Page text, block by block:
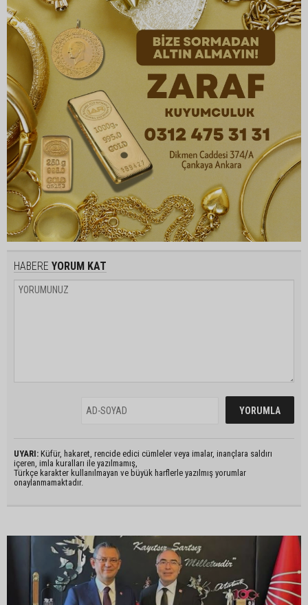
HABERE YORUM KAT
UYARI: Küfür, hakaret, rencide edici cümleler veya imalar, inançlara saldırı
içeren, imla kuralları ile yazılmamış,
Türkçe karakter kullanılmayan ve büyük harflerle yazılmış yorumlar
onaylanmamaktadır.